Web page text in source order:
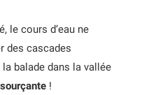
le cours d’eau ne
des cascades
balade dans la vallée
!